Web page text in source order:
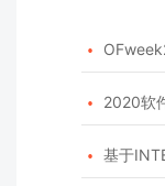

 2020软
 基于